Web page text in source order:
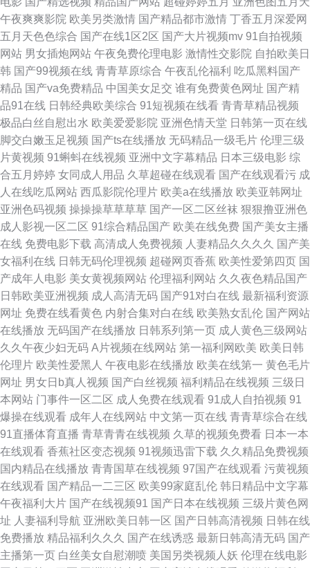
擦 91福利社第12页 91www看片 中文日韩成人在线 亚洲成人网天美 天堂
8Aⅴ 人人超碰人人操 日日夜夜一本道 视频传媒在线观看免费在线 色欲久久
久精品无码AV 色婷婷久久一区二区三区 色国产亚洲欧美导航网站 日日网
666 亚洲色福利网 伊人网一区 亚洲同性伪娘人妖性爱 亚洲无码成人免费 尤
物91 在线观看精品国产 在线专区国产区 在线免费观看中文字幕 www操操日
风纪部第二季免费资源 丰满高大一区二区三区欧美激情网无码色综合 毛片传
煤 久久最新视频地址 嫩草蜜臀91 日韩欧美不卡 偷拍视频福利导航 亚洲伊人
无码 51视频黄 www操操日 97超碰人人肏屄 91羞羞视频91 97社区男人的天
堂 Ww91com www在现观看 九阴在线免费观看完整版 欧美日韩综合在线 蜜
桃免费视频 女人天堂a 欧美B性交 欧美aaaaaa精品 男人天堂网AV 狠狠插干
69AV 黑丝脱衣美女网站 久草热99 老湿机福利区 www亚洲无码高清 深夜男
女福利 www人人草 成人在线ww 久久色福利导航 欧美日韩在线综合 人兽
zoo在线 91次元91 91手机在线视频 成人首发精品久久 国产成人在线二区 久
草精品在线 久久综合 欧美性生活 青青草伊人久久在线 六月丁香大香蕉 91超
碰在线人人干 91网站在线免费看 www海角一区 第一福利视频 国产精品久久
97 国产一区精品毛片在线 精品三级网站观看 久久三级黄色妇人网站 蜜桃视
午夜爽爽影院 欧美另类激情 国产精品都市激情 丁香五月深爱网
五月天色色综合 国产在线1区2区 国产大片视频mv 91自拍视频
网站 男女插炮网站 午夜免费伦理电影 激情性交影院 自拍欧美日
韩 国产99视频在线 青青草原综合 午夜乱伦福利 吃瓜黑料国产
精品 国产va免费精品 中国美女足交 谁有免费黄色网址 国产精
品91在线 日韩经典欧美综合 91短视频在线看 青青草精品视频
极品白丝自慰出水 欧美爱爱影院 亚洲色情天堂 日韩第一页在线
脚交白嫩玉足视频 国产ts在线播放 无码精品一级毛片 伦理三级
片黄视频 91蝌蚪在线视频 亚洲中文字幕精品 日本三级电影 综
合五月婷婷 女同成人用品 久草超碰在线观看 国产在线观看污 成
人在线吃瓜网站 西瓜影院伦理片 欧美a在线播放 欧美亚韩网址
亚洲色码视频 操操操草草草草 国产一区二区丝袜 狠狠撸亚洲色
成人影视一区二区 91综合精品国产 欧美在线免费 国产美女主播
在线 免费电影下载 高清成人免费视频 人妻精品久久久久 国产美
女福利在线 日韩无码伦理视频 超碰网页香蕉 欧美性爱第四页 国
产成年人电影 美女黄视频网站 伦理福利网站 久久夜色精品国产
日韩欧美亚洲视频 成人高清无码 国产91对白在线 最新福利资源
网址 免费在线看黄色 内射合集对白在线 欧美熟女乱伦 国产网站
在线播放 无码国产在线播放 日韩系列第一页 成人黄色三级网站
久久午夜少妇无码 A片视频在线网站 第一福利网欧美 欧美日韩
伦理片 欧美性爱黑人 午夜电影在线播放 欧美在线第一 黄色毛片
网址 男女日b真人视频 国产白丝视频 福利精品在线视频 三级日
本网站 门事件一区二区 成人免费在线观看 91成人自拍视频 91
爆操在线观看 成年人在线网站 中文第一页在线 青青草综合在线
91直播体育直播 青草青青在线视频 久草的视频免费看 日本一本
在线观看 香蕉社区变态视频 91视频迅雷下载 久久精品免费视频
国内精品在线播放 青青国草在线视频 97国产在线观看 污黄视频
在线观看 国产精品一二三区 欧美99家庭乱伦 韩日精品中文字幕
午夜福利大片 国产在线视频91 国产日本在线视频 三级片黄色网
址 人妻福利导航 亚洲欧美日韩一区 国产日韩高清视频 日韩在线
免费播放 精品福利久久久 国产在线诱惑 最新日韩高清无码 国产
主播第一页 白丝美女自慰潮喷 美国另类视频人妖 伦理在线电影